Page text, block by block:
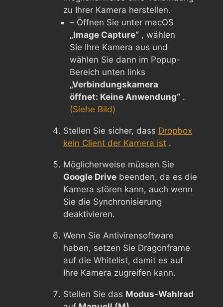
zu Ihrer Kamera herstellen.
– Öffnen Sie unter macOS
„Image Capture“ , wählen
Sie Ihre Kamera aus und
wählen Sie dann im Popup-
Bereich unten links
„Verbindungskamera
öffnet: Keine Anwendung“ .
(Siehe Bild)
Stellen Sie sicher, dass Dropbox
kein Client der Kamera ist .
Möglicherweise müssen Sie
Google Drive beenden, da es die
Kamera stören kann, auch wenn
Sie die Synchronisierung
deaktivieren.
Wenn Sie Antivirensoftware
haben, setzen Sie Dragonframe
auf die Whitelist, damit es auf
Ihre Kamera zugreifen kann.
Stellen Sie das Modus-Wahlrad